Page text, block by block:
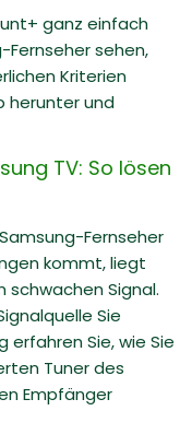
ganz einfach
Fernseher sehen,
Kriterien
herunter und
TV: So lösen
Fernseher
kommt, liegt
Signal.
Sie
erfahren Sie, wie Sie
Tuner des
Empfänger